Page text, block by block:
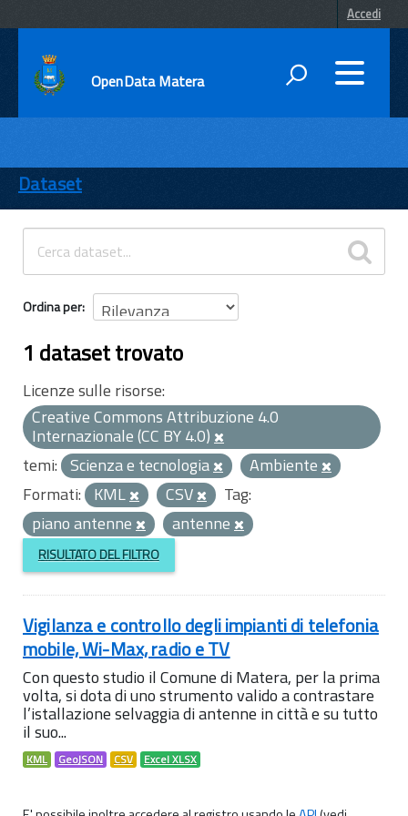
Accedi
OpenData Matera
ENTI
TEMI
INFORMAZIONI
Dataset
Ordina per
1 dataset trovato
Licenze sulle risorse:
Creative Commons Attribuzione 4.0
Internazionale (CC BY 4.0)
temi: Scienza e tecnologia
Ambiente
Formati: KML CSV
Tag:
piano antenne
antenne
RISULTATO DEL FILTRO
Vigilanza e controllo degli impianti di telefonia
mobile, Wi-Max, radio e TV
Con questo studio il Comune di Matera, per la prima
volta, si dota di uno strumento valido a contrastare
l’istallazione selvaggia di antenne in città e su tutto
il suo...
KML GeoJSON CSV Excel XLSX